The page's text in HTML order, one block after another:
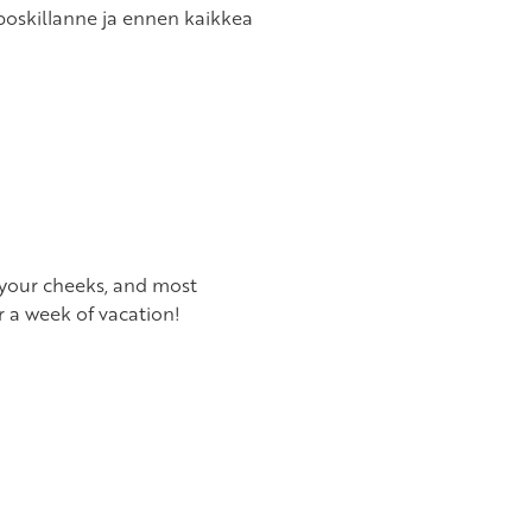
ja ennen kaikkea
cheeks, and most
week of vacation!